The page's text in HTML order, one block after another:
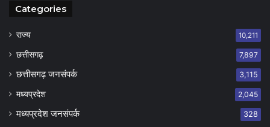
Categories
राज्य 10,211
छत्तीसगढ़ 7,897
छत्तीसगढ़ जनसंपर्क 3,115
मध्यप्रदेश 2,045
मध्यप्रदेश जनसंपर्क 328